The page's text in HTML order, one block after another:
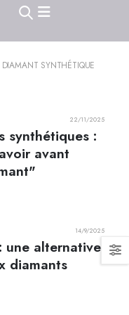
SYNTHÉTIQUE
22/11/2025
synthétiques :
avant
14/9/2025
une alternative
diamants